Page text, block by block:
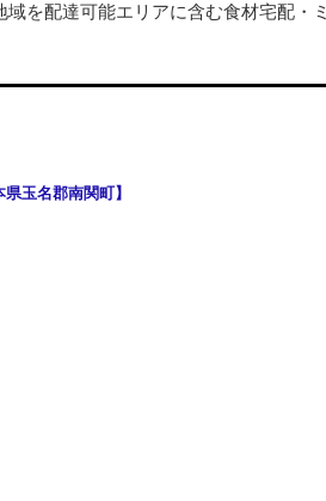
を配達可能エリアに含む食材宅配・ミ
玉名郡南関町】